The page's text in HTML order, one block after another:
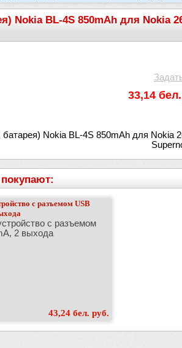
Nokia BL-4S 850mAh для Nokia
33,14
Nokia BL-4S 850mAh для Nokia
с разъемом USB
с разъемом
2 выхода
43,24 бел. руб.